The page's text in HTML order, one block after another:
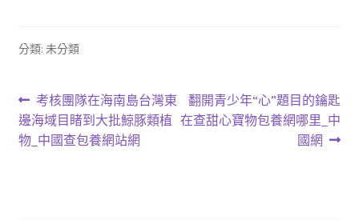
分類: 未分類
文
章
上
一
篇
考核團隊在海南島台灣東
邊海域目睹到大批鯨豚類植
物_中國查包養網站網
下
一
翻開青少年“心”題目的鑰匙
在查甜心寶物包養網哪里_中
國網